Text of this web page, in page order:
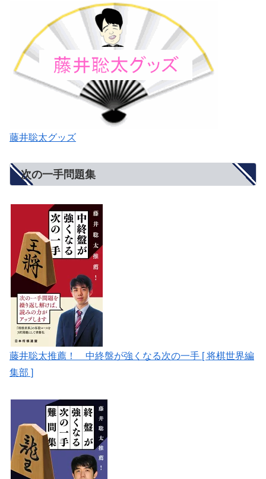
藤井聡太グッズ
次の一手問題集
藤井聡太推薦！ 中終盤が強くなる次の一手 [ 将棋世界編
集部 ]